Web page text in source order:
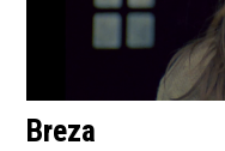
Breza